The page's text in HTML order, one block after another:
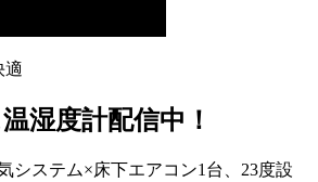
適
湿度計配信中！
システム×床下エアコン1台、23度設